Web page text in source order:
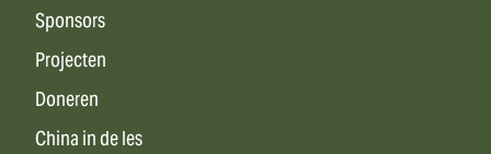
Sponsors
Projecten
Doneren
China in de les